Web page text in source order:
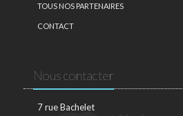
TOUS NOS PARTENAIRES
CONTACT
Nous contacter
7 rue Bachelet